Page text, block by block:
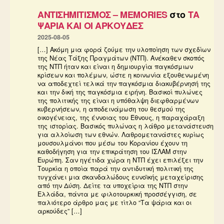
ΑΝΤΙΣΗΜΙΤΙΣΜΟΣ – MEMORIESστοΤΑ
ΨΑΡΙΑ ΚΑΙ ΟΙ ΑΡΚΟΥΔΕΣ
2025-08-05
[…] Ακόμη μια φορά ζούμε την υλοποίηση των σχεδίων
της Νέας Τάξης Πραγμάτων (ΝΤΠ). Ανέκαθεν σκοπός
της ΝΤΠ ήταν και είναι η δημιουργία παγκόσμιων
κρίσεων και πολέμων, ώστε η κοινωνία εξουθενωμένη
να αποδεχτεί τελικά την παγκόσμια διακυβέρνησή της
και την δική της παγκόσμια ειρήνη. Βασικοί πυλώνες
της πολιτικής της είναι η υπόθαλψη διεφθαρμένων
κυβερνήσεων, η αποδεινάμωση του θεσμού της
οικογένειας, της έννοιας του Έθνους, η παραχάραξη
της ιστορίας. Βασικός πυλώνας η λάθρο μετανάστευση
για αλλοίωση των εθνών. Λαθρομετανάστες κυρίως
μουσουλμάνοι που μέσω του Κορανίου έχουν τη
καθοδήγηση για την επικράτηση του ΙΣΛΑΜ στην
Ευρώπη. Σαν ηγέτιδα χώρα η ΝΤΠ έχει επιλέξει την
Τουρκία η οποία παρά την αντιδυτική πολιτική της
τυγχάνει μια σκανδαλώδους ευνοϊκής μεταχείρισης
από την Δύση. Δείτε τα υποχείρια της ΝΤΠ στην
Ελλάδα, πάντα με φιλοτουρκική προσσέγγιση, σε
παλιότερο άρθρο μας με τίτλο “Τα ψάρια και οι
αρκούδες” […]